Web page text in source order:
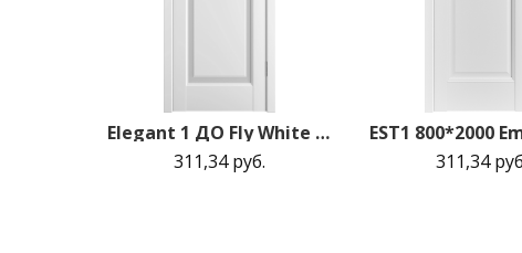
Elegant 1 ДО Fly White cloud 800*2000 Emalex Ice
311,34 руб.
EST1 800*2000
311,34